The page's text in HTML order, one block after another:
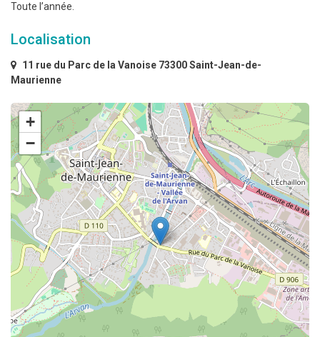
Toute l’année.
Localisation
11 rue du Parc de la Vanoise 73300 Saint-Jean-de-
Maurienne
+
−